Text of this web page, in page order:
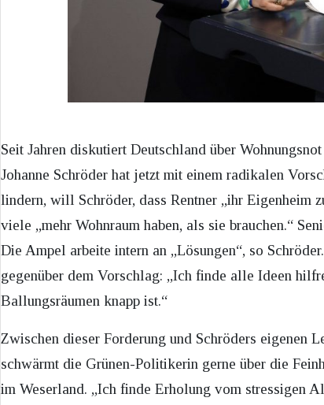
Seit Jahren diskutiert Deutschland über
Johanne Schröder hat jetzt mit einem radikalen
lindern, will Schröder, dass Rentner „ihr Eigenheim
viele „mehr Wohnraum haben, als sie brauchen.“
Die Ampel arbeite intern an „Lösungen“, so
gegenüber dem Vorschlag: „Ich finde alle Ideen
Ballungsräumen knapp ist.“
Zwischen dieser Forderung und Schröders eigenen
schwärmt die Grünen-Politikerin gerne über die
im Weserland. „Ich finde Erholung vom stressigen